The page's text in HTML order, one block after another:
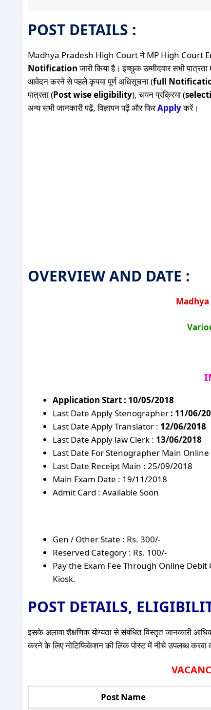
POST DETAILS :
Madhya Pradesh High Court ने MP High Court
Notificationजारी किया है। इच्छुक उम्मीदवार सभी पात्रता
आवेदन करने से पहले कृपया पूर्ण अधिसूचना (full
पात्रता (Post wise eligibility), चयन प्रक्रिया (
अन्य सभी जानकारी पढ़ें, विज्ञापन पढ़ें और फिरApplyकरें।
OVERVIEW AND DATE :
Madhya
Application Start : 10/05/2018
Last Date Apply Stenographer : 11/06/
Last Date Apply Translator : 12/06/2018
Last Date Apply law Clerk : 13/06/2018
Last Date For Stenographer Main Online
Last Date Receipt Main : 25/09/2018
Main Exam Date : 19/11/2018
Admit Card : Available Soon
Gen / Other State : Rs. 300/-
Reserved Category : Rs. 100/-
Pay the Exam Fee Through Online
Kiosk.
POST DETAILS,
इसके अलावा शैक्षणिक योग्यता से संबंधित विस्तृत जानकारी
करने के लिए नोटिफिकेशन की लिंक पोस्ट में नीचे उपलब्ध करवा
Post Name